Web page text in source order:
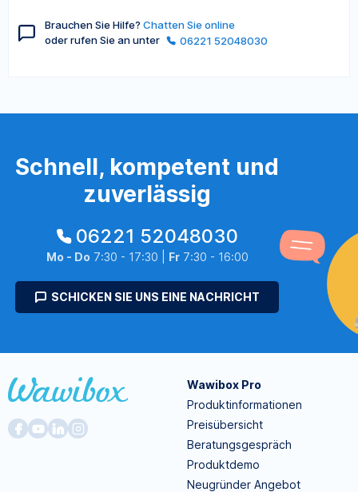
Brauchen Sie Hilfe? Chatten Sie online
oder rufen Sie an unter
06221 52048030
Schnell, kompetent und
zuverlässig
06221 52048030
Mo - Do 7:30 - 17:30 | Fr7:30 - 16:00
SCHICKEN SIE UNS EINE NACHRICHT
Wawibox Pro
Produktinformationen
Preisübersicht
Beratungsgespräch
Produktdemo
Neugründer Angebot